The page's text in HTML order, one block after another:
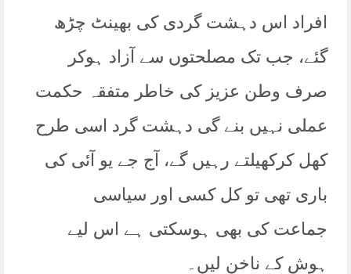
افراد اس دہشت گردی کی بھینٹ چڑھ
گئے، جب تک مصلحتوں سے آزاد ہوکر
صرف وطن عزیز کی خاطر متفقہ حکمت
عملی نہیں بنے گی دہشت گرد اسی طرح
کھل کرکھیلتے رہیں گے، آج جے یو آئی کی
باری تھی تو کل کسی اور سیاسی
جماعت کی بھی ہوسکتی ہے اس لیے
ہوش کے ناخن لیں۔